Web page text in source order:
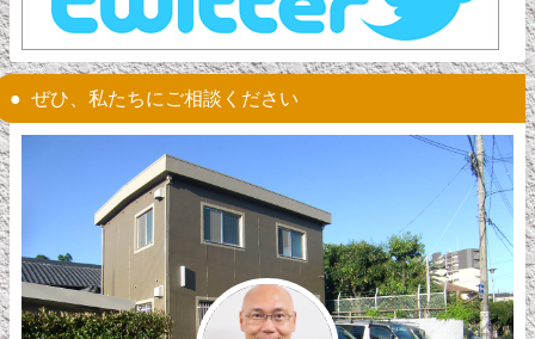
ぜひ、私たちにご相談ください